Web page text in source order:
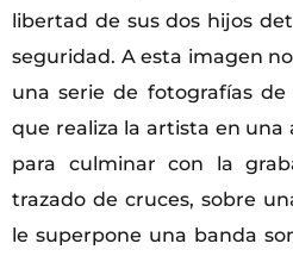
libertad de sus dos hijos
seguridad. A esta imagen
una serie de fotografías de
que realiza la artista en
para culminar con la
trazado de cruces, sobre
le superpone una banda